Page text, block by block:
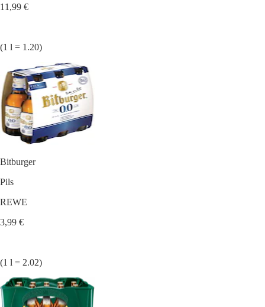
11,99 €
(1 l = 1.20)
Bitburger
Pils
REWE
3,99 €
(1 l = 2.02)